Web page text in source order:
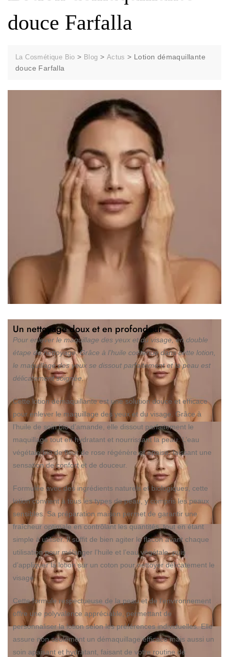
douce Farfalla
La Cosmétique Bio > Blog > Actus > Lotion démaquillante
douce Farfalla
Un nettoyage doux et en profondeur
Pour enlever le maquillage des yeux et du visage, en double
étape de nettoyage. Grâce à l’huile contenue dans cette lotion,
le maquillage des yeux se dissout parfaitement et la peau est
délicatement soignée.
Cette lotion démaquillante est une solution douce et efficace
pour enlever le maquillage des yeux et du visage. Grâce à
l’huile de soin bio d’amande, elle dissout parfaitement le
maquillage tout en hydratant et nourrissant la peau. L’eau
végétale bio de fleur de rose régénère et apaise, laissant une
sensation de confort et de douceur.
Formulée avec des ingrédients naturels et biologiques, cette
lotion convient à tous les types de peau, y compris les peaux
sensibles. Sa préparation maison permet de garantir une
fraîcheur optimale en contrôlant les quantités, tout en étant
simple à utiliser. Il suffit de bien agiter le flacon avant chaque
utilisation pour mélanger l’huile et l’eau végétale, puis
d’appliquer la lotion sur un coton pour nettoyer délicatement le
visage.
Cette formule respectueuse de la peau et de l’environnement
offre une polyvalence appréciable, permettant de
personnaliser la lotion selon les préférences individuelles. Elle
assure non seulement un démaquillage efficace mais aussi un
soin apaisant et hydratant, faisant de votre routine de